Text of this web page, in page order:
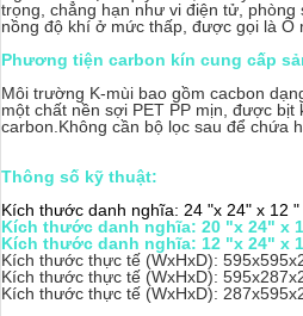
trọng, chẳng hạn như vi điện tử,
nồng độ khí ở mức thấp, được gọi là Ô
Phương tiện carbon kín cung cấp
Môi trường K-mùi bao gồm cacbon
một chất nền sợi PET PP mịn, được
carbon.Không cần bộ lọc sau để chứa
Thông số kỹ thuật:
Kích thước danh nghĩa: 24 "x 24" x 12 "
Kích thước danh nghĩa: 20 "x 24" x
Kích thước danh nghĩa: 12 "x 24" x
Kích thước thực tế (WxHxD):
Kích thước thực tế (WxHxD):
Kích thước thực tế (WxHxD):